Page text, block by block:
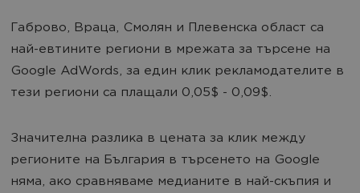
Габрово, Враца, Смолян и Плевенска област са
най-евтините региони в мрежата за търсене на
Google AdWords, за един клик рекламодателите в
тези региони са плащали 0,05$ - 0,09$.
Значителна разлика в цената за клик между
регионите на България в търсенето на Google
няма, ако сравняваме медианите в най-скъпия и